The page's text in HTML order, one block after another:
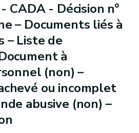
CADA - Décision n°
– Documents liés à
– Liste de
à
(non) –
ou incomplet
abusive (non) –